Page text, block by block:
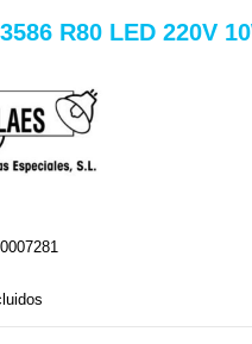
R80 LED 220V